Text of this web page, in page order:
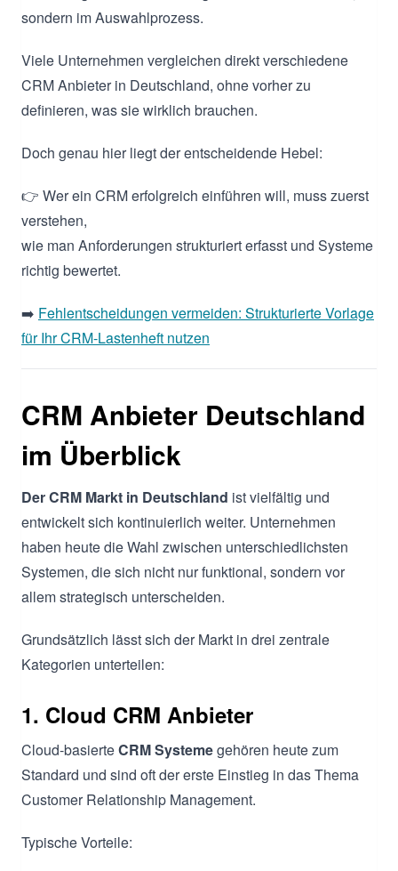
sondern im Auswahlprozess.
Viele Unternehmen vergleichen direkt verschiedene
CRM Anbieter in Deutschland, ohne vorher zu
definieren, was sie wirklich brauchen.
Doch genau hier liegt der entscheidende Hebel:
👉 Wer ein CRM erfolgreich einführen will, muss zuerst
verstehen,
wie man Anforderungen strukturiert erfasst und Systeme
richtig bewertet.
➡️ Fehlentscheidungen vermeiden: Strukturierte Vorlage
für Ihr CRM-Lastenheft nutzen
CRM Anbieter Deutschland
im Überblick
Der CRM Markt in Deutschland ist vielfältig und
entwickelt sich kontinuierlich weiter. Unternehmen
haben heute die Wahl zwischen unterschiedlichsten
Systemen, die sich nicht nur funktional, sondern vor
allem strategisch unterscheiden.
Grundsätzlich lässt sich der Markt in drei zentrale
Kategorien unterteilen:
1. Cloud CRM Anbieter
Cloud-basierteCRM Systemegehören heute zum
Standard und sind oft der erste Einstieg in das Thema
Customer Relationship Management.
Typische Vorteile: